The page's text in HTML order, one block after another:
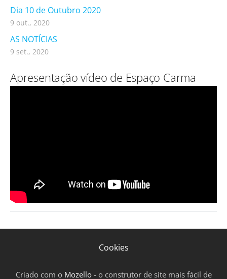
Dia 10 de Outubro 2020
9 out., 2020
AS NOTÍCIAS
9 set., 2020
Apresentação vídeo de Espaço Carma
Cookies
Criado com o Mozello- o construtor de site mais fácil de